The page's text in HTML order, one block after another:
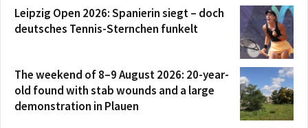
Leipzig Open 2026: Spanierin siegt – doch
deutsches Tennis-Sternchen funkelt
The weekend of 8–9 August 2026: 20-year-
old found with stab wounds and a large
demonstration in Plauen